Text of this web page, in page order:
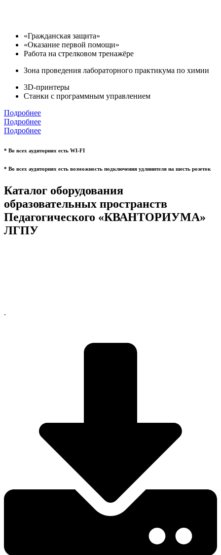
«Гражданская защита»
«Оказание первой помощи»
Работа на стрелковом тренажёре
Зона проведения лабораторного практикума по химии
3D-принтеры
Станки с программным управлением
Подробнее
Подробнее
Подробнее
* Во всех аудиториях есть WI-FI
* Во всех аудиториях есть возможность подключения удлинителя на шесть розеток
Каталог оборудования
образовательных пространств
Педагогического «КВАНТОРИУМА»
ЛГПУ
.